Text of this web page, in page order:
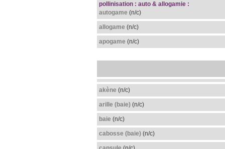
pollinisation : auto & allogamie :
autogame (n/c)
allogame (n/c)
apogame (n/c)
akène (n/c)
arille (baie) (n/c)
baie (n/c)
cabosse (baie) (n/c)